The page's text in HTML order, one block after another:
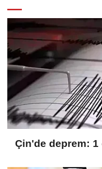
Çin'de deprem: 1